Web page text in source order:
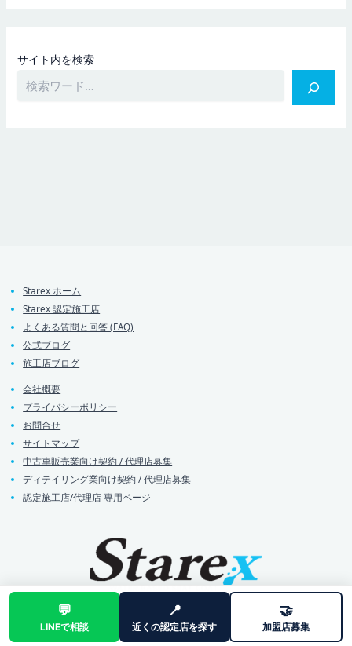
サイト内を検索
Starex ホーム
Starex 認定施工店
よくある質問と回答 (FAQ)
公式ブログ
施工店ブログ
会社概要
プライバシーポリシー
お問合せ
サイトマップ
中古車販売業向け契約 / 代理店募集
ディテイリング業向け契約 / 代理店募集
認定施工店/代理店 専用ページ
💬
LINEで相談
📍
近くの認定店を探す
🤝
加盟店募集